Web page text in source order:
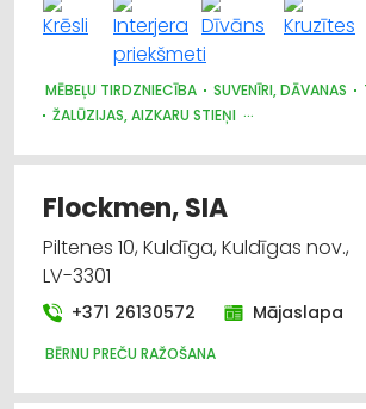
MĒBEĻU TIRDZNIECĪBA SUVENĪRI, DĀVANAS
ŽALŪZIJAS, AIZKARU STIEŅI
Flockmen, SIA
Piltenes 10, Kuldīga, Kuldīgas nov.,
LV-3301
+371 26130572 Mājaslapa
BĒRNU PREČU RAŽOŠANA